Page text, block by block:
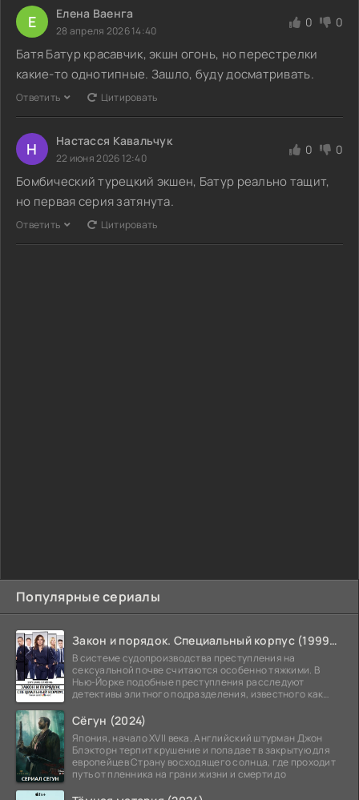
Популярные сериалы
Закон и порядок. Специальный корпус (1999-2026)
В системе судопроизводства преступления на
сексуальной почве считаются особенно тяжкими. В
Нью-Йорке подобные преступления расследуют
детективы элитного подразделения, известного как
Сёгун (2024)
Япония, начало XVII века. Английский штурман Джон
Блэкторн терпит крушение и попадает в закрытую для
европейцев Страну восходящего солнца, где проходит
путь от пленника на грани жизни и смерти до
Е Елена Ваенга
28 апреля 2026 14:40
0 0
Батя Батур красавчик, экшн огонь, но перестрелки
какие-то однотипные. Зашло, буду досматривать.
Ответить Цитировать
Н Настасся Кавальчук
22 июня 2026 12:40
0 0
Бомбический турецкий экшен, Батур реально тащит,
но первая серия затянута.
Ответить Цитировать